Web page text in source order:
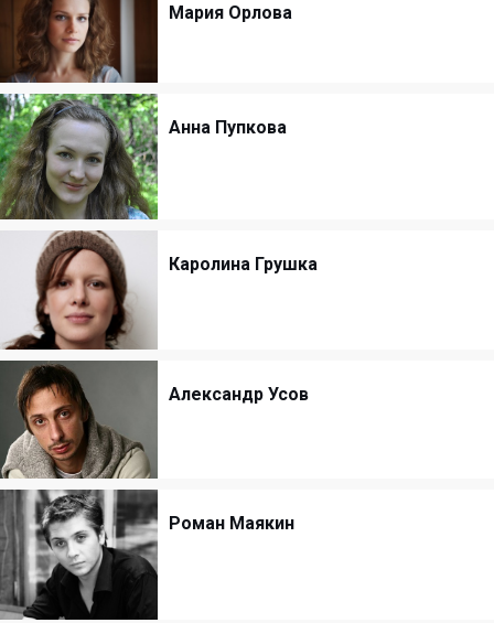
Мария Орлова
Анна Пупкова
Каролина Грушка
Александр Усов
Роман Маякин